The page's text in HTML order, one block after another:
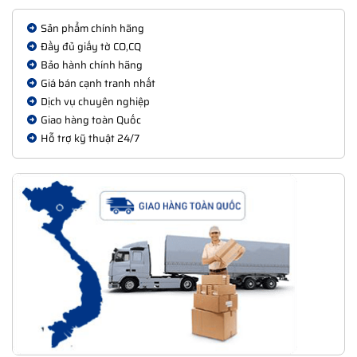
thống.
Hình ảnh: Adapter SC/UPC lắp trong hộp ODF 24FO Cablexa
- Thanh Blank để cố định các loại đầu nối suy hao quang
Adapter và kèm theo bộ ốc vít, dây thít để tiện cho bạn thi
công sử dụng.
Sản phẩm chính hãng
Đầy đủ giấy tờ CO,CQ
Bảo hành chính hãng
Giá bán cạnh tranh nhất
Dịch vụ chuyên nghiệp
Giao hàng toàn Quốc
Hỗ trợ kỹ thuật 24/7